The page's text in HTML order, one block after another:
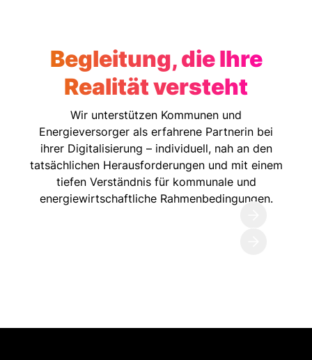
Begleitung, die Ihre
Realität versteht
Wir unterstützen Kommunen und
Energieversorger als erfahrene Partnerin bei
ihrer Digitalisierung – individuell, nah an den
tatsächlichen Herausforderungen und mit einem
tiefen Verständnis für kommunale und
energiewirtschaftliche Rahmenbedingungen.